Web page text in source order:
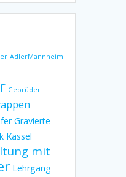
AdlerMannheim
Gebrüder
Gravierte
Kassel
mit
Lehrgang